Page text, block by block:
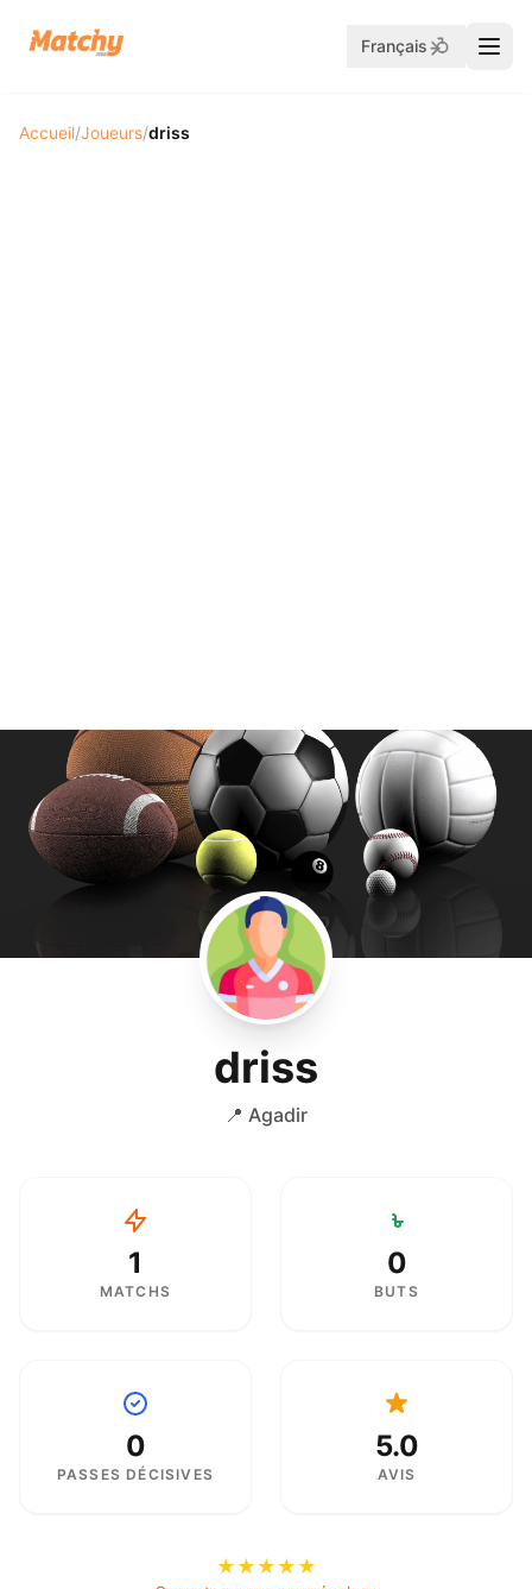
Français
Accueil/Joueurs/driss
driss
📍 Agadir
1
MATCHS
0
BUTS
0
PASSES DÉCISIVES
5.0
AVIS
★ ★ ★ ★ ★